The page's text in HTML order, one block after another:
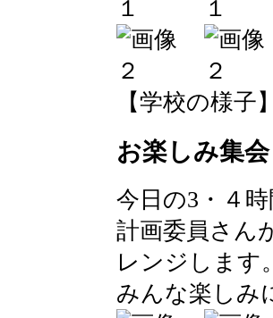
【学校の様子
お楽しみ集
今日の3・４
計画委員さん
レンジします。
みんな楽しみ